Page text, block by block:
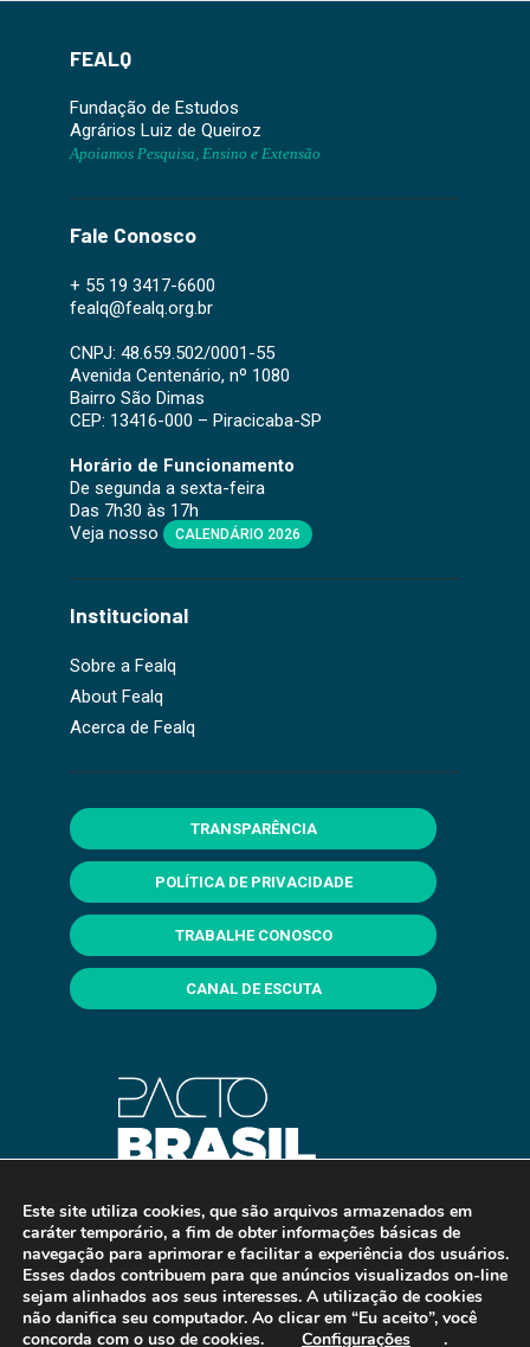
FEALQ
Fundação de Estudos
Agrários Luiz de Queiroz
Apoiamos Pesquisa, Ensino e Extensão
Fale Conosco
+ 55 19 3417-6600
fealq@fealq.org.br
CNPJ: 48.659.502/0001-55
Avenida Centenário, nº 1080
Bairro São Dimas
CEP: 13416-000 – Piracicaba-SP
Horário de Funcionamento
De segunda a sexta-feira
Das 7h30 às 17h
Veja nosso
CALENDÁRIO 2026
Institucional
Sobre a Fealq
About Fealq
Acerca de Fealq
TRANSPARÊNCIA
POLÍTICA DE PRIVACIDADE
TRABALHE CONOSCO
CANAL DE ESCUTA
Este site utiliza cookies, que são arquivos armazenados em
caráter temporário, a fim de obter informações básicas de
navegação para aprimorar e facilitar a experiência dos usuários.
Esses dados contribuem para que anúncios visualizados on-line
sejam alinhados aos seus interesses. A utilização de cookies
não danifica seu computador. Ao clicar em “Eu aceito”, você
concorda com o uso de cookies.
Configurações .